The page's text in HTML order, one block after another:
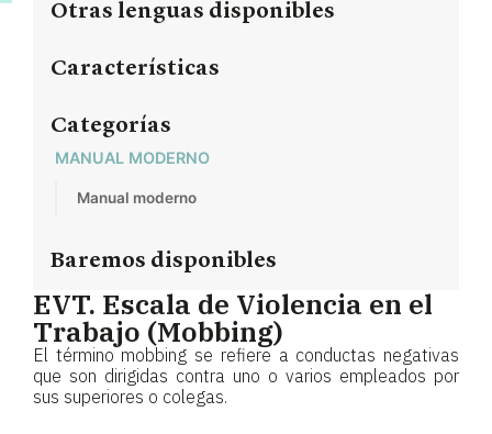
Otras lenguas disponibles
Características
Categorías
MANUAL MODERNO
Manual moderno
Baremos disponibles
EVT. Escala de Violencia en el
Trabajo (Mobbing)
El término mobbing se refiere a conductas negativas
que son dirigidas contra uno o varios empleados por
sus superiores o colegas.